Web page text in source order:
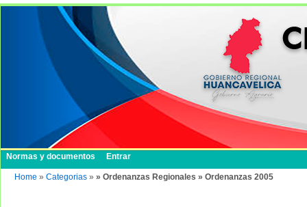
Normas y documentos Entrar
Home » Categorias » » Ordenanzas Regionales » Ordenanzas 2005